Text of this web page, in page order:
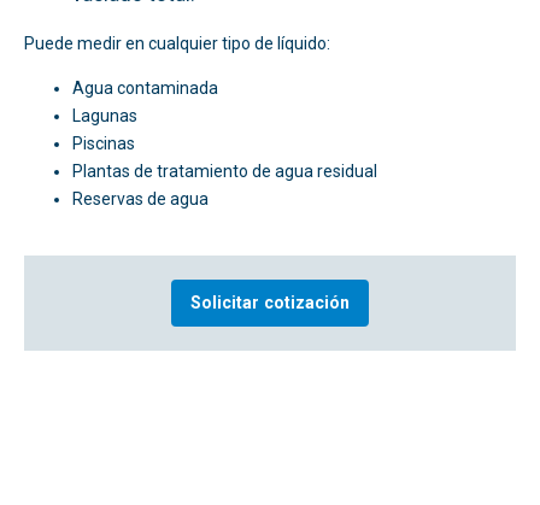
Puede medir en cualquier tipo de líquido:
Agua contaminada
Lagunas
Piscinas
Plantas de tratamiento de agua residual
Reservas de agua
Solicitar cotización